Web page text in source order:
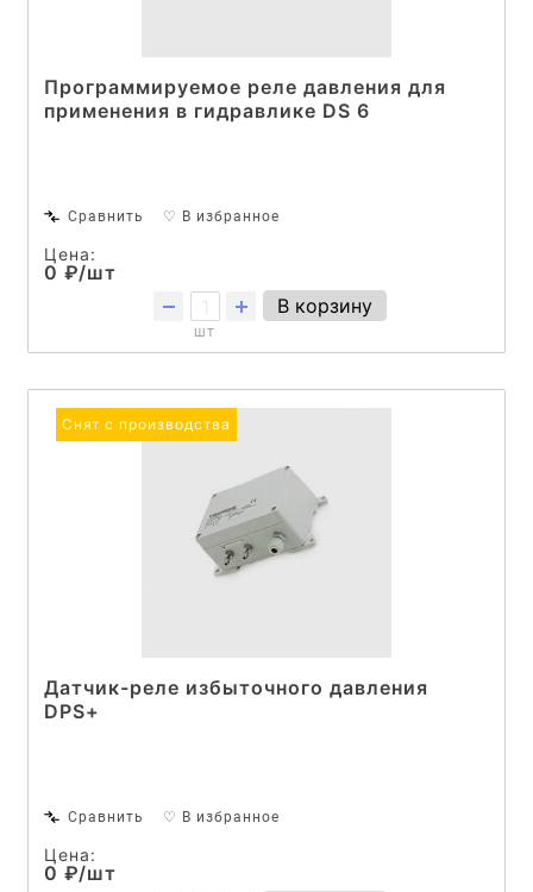
Программируемое реле давления для
применения в гидравлике DS 6
Сравнить ♡ В избранное
Цена:
0 ₽/шт
шт
В корзину
Снят с производства
Датчик-реле избыточного давления
DPS+
Сравнить ♡ В избранное
Цена:
0 ₽/шт